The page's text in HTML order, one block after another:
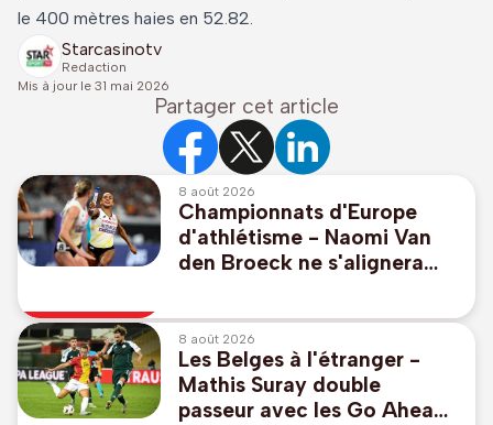
le 400 mètres haies en 52.82.
Starcasinotv
Redaction
Mis à jour le 31 mai 2026
Partager cet article
8 août 2026
Championnats d'Europe
d'athlétisme - Naomi Van
den Broeck ne s'alignera
Birmingham
8 août 2026
Les Belges à l'étranger -
Mathis Suray double
passeur avec les Go Ahead